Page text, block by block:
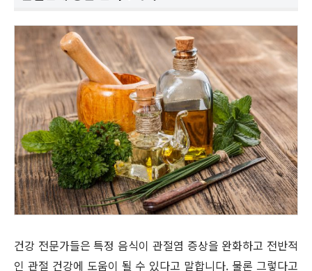
건강 전문가들은 특정 음식이 관절염 증상을 완화하고 전반적
인 관절 건강에 도움이 될 수 있다고 말합니다. 물론 그렇다고